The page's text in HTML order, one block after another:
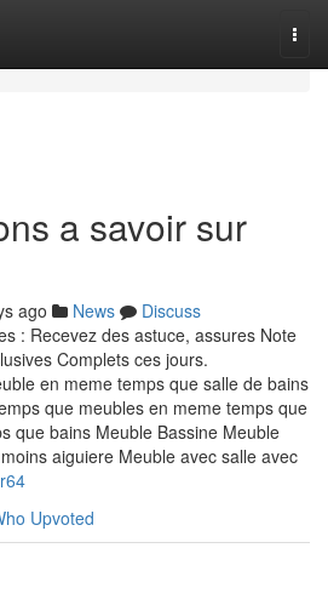
a savoir sur
ago News
Discuss
: Recevez des astuce, assures Note
Complets ces jours.
en meme temps que salle de bains
que meubles en meme temps que
que bains Meuble Bassine Meuble
aiguiere Meuble avec salle avec
Upvoted